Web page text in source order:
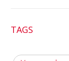
TAGS